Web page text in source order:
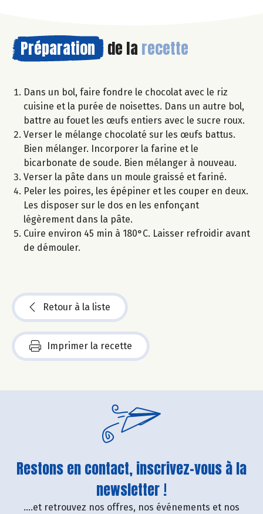
Préparation de la recette
Dans un bol, faire fondre le chocolat avec le riz
cuisine et la purée de noisettes. Dans un autre bol,
battre au fouet les œufs entiers avec le sucre roux.
Verser le mélange chocolaté sur les œufs battus.
Bien mélanger. Incorporer la farine et le
bicarbonate de soude. Bien mélanger à nouveau.
Verser la pâte dans un moule graissé et fariné.
Peler les poires, les épépiner et les couper en deux.
Les disposer sur le dos en les enfonçant
légèrement dans la pâte.
Cuire environ 45 min à 180°C. Laisser refroidir avant
de démouler.
Retour à la liste
Imprimer la recette
Restons en contact, inscrivez-vous à la
newsletter !
....et retrouvez nos offres, nos événements et nos